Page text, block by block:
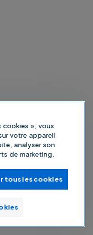
cookies », vous
votre appareil
analyser son
de marketing.
tous les cookies